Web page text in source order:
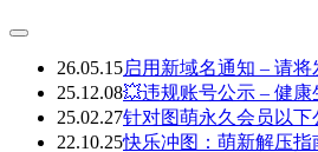
26.05.15启用新域名通知 – 请
25.12.08💥违规账号公示 – 健
25.02.27针对图萌永久会员以下
22.10.25快乐冲图：萌新解压指